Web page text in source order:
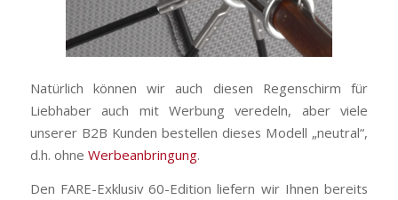
Natürlich können wir auch diesen Regenschirm für
Liebhaber auch mit Werbung veredeln, aber viele
unserer B2B Kunden bestellen dieses Modell „neutral“,
d.h. ohne Werbeanbringung.
Den FARE-Exklusiv 60-Edition liefern wir Ihnen bereits